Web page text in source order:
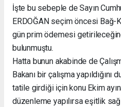
İşte bu sebeple de Sayın
ERDOĞAN seçim öncesi
gün prim ödemesi
bulunmuştu.
Hatta bunun akabinde de
Bakanı bir çalışma
tatile girdiği için konu Ekim
düzenleme yapılırsa eşitlik